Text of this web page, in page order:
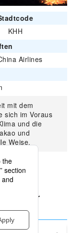
KHH
Airlines
mit dem
sich im Voraus
und die
und
Weise.
für